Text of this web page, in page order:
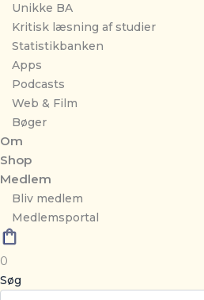
Unikke BA
Kritisk læsning af studier
Statistikbanken
Apps
Podcasts
Web & Film
Bøger
Om
Shop
Medlem
Bliv medlem
Medlemsportal
0
Søg